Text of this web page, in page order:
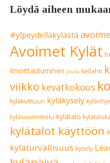
Löydä aiheen
#ylpeydelläkylästä
Avoimet Kylät
ilmoittautuminen joulu kellahti
viikko kevätkokous
kyläkulttuuri kyläkysely
kyläsuunnittelu kylätalo
kylätalot käyttöön
kyläturvallisuus kysely